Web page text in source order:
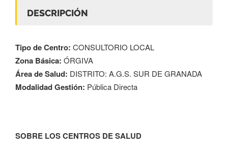
DESCRIPCIÓN
Tipo de Centro: CONSULTORIO LOCAL
Zona Básica: ÓRGIVA
Área de Salud: DISTRITO: A.G.S. SUR DE GRANADA
Modalidad Gestión: Pública Directa
SOBRE LOS CENTROS DE SALUD